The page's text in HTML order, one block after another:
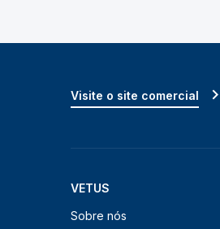
VETUS
Sobre nós
Visite o site comercial